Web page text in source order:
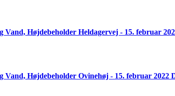
Vand, Højdebeholder Heldagervej - 15. februar
Vand, Højdebeholder Ovinehøj - 15. februar 2022